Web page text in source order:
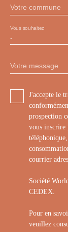
Votre commune
-
Vous souhaitez
Votre message
J'accepte le
prospection
vous inscrire
courrier
Société
CEDEX.
Pour en
veuillez